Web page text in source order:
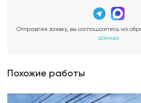
Отправляя заявку, вы соглашаетесь на
данных
Похожие работы